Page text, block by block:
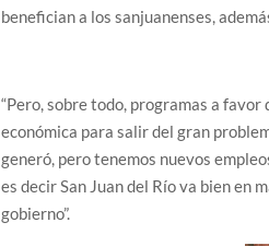
benefician a los sanjuanenses,
“Pero, sobre todo, programas a
económica para salir del gran
generó, pero tenemos nuevos
es decir San Juan del Río va bien en
gobierno”.